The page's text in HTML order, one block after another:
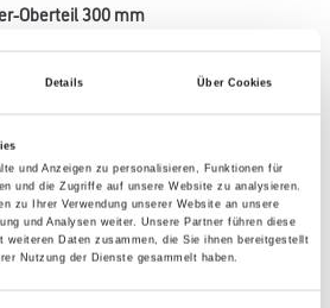
Details Über Cookies
und Anzeigen zu personalisieren, Funktionen für
und die Zugriffe auf unsere Website zu analysieren.
zu Ihrer Verwendung unserer Website an unsere
und Analysen weiter. Unsere Partner führen diese
weiteren Daten zusammen, die Sie ihnen bereitgestellt
Nutzung der Dienste gesammelt haben.
Oberteil 300 mm